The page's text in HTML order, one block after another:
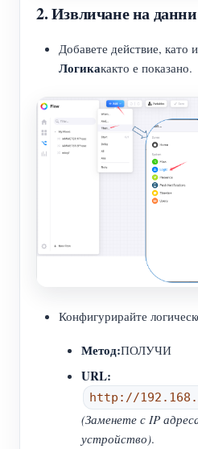
2. Извличане на
Добавете действие, като
Логикакакто е показано.
Конфигурирайте
Метод:ПОЛУЧИ
URL:
http://
(Заменете с IP
устройство).